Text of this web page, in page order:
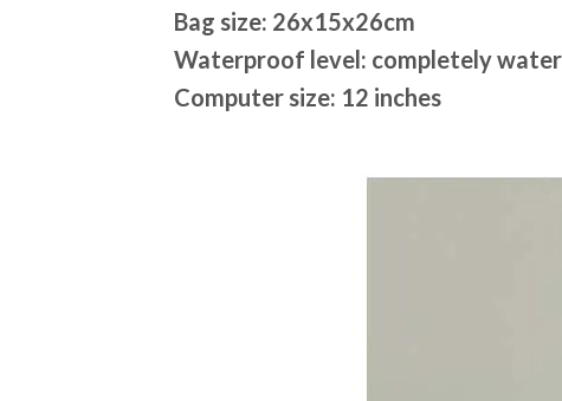
Bag size: 26x15x26cm
Waterproof level: completely
Computer size: 12 inches